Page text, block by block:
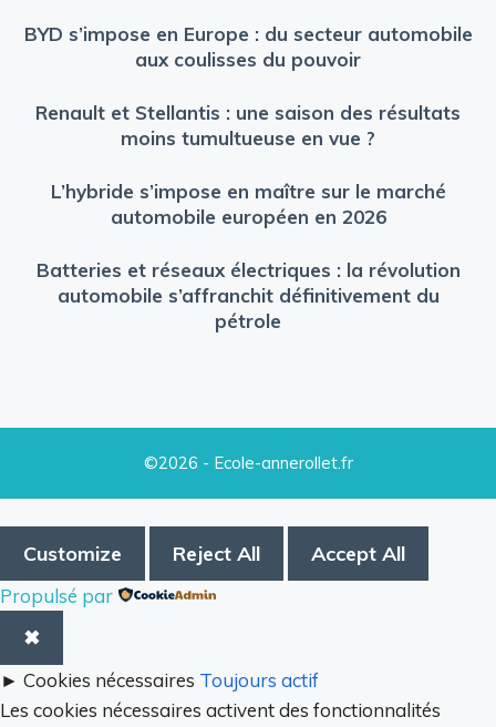
BYD s’impose en Europe : du secteur automobile
aux coulisses du pouvoir
Renault et Stellantis : une saison des résultats
moins tumultueuse en vue ?
L’hybride s’impose en maître sur le marché
automobile européen en 2026
Batteries et réseaux électriques : la révolution
automobile s’affranchit définitivement du
pétrole
©2026 - Ecole-annerollet.fr
Customize Reject All Accept All
Propulsé par
✖
► Cookies nécessaires Toujours actif
Les cookies nécessaires activent des fonctionnalités